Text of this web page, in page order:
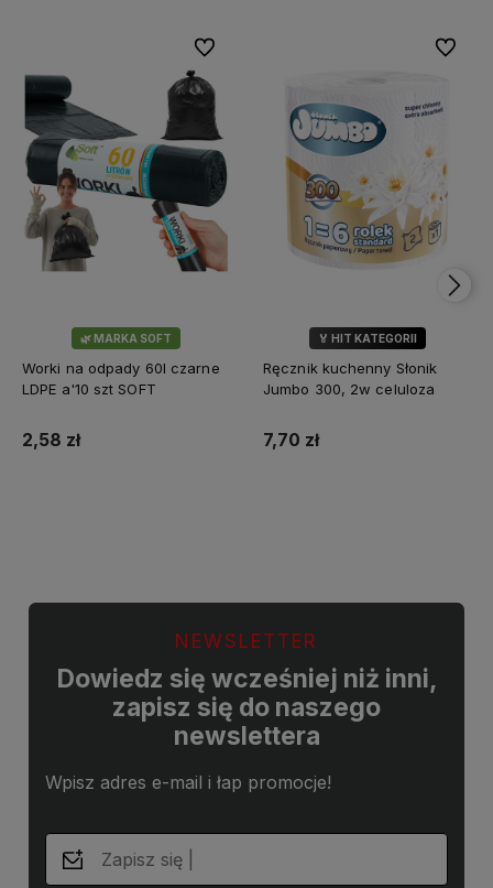
🌿 MARKA SOFT
Worki na odpady 60l czarne
LDPE a'10 szt SOFT
2,58 zł
Do ulubionych
🏅 HIT KATEGORII
💎 WYBÓR KLIENTÓW
Ręcznik kuchenny Słonik
Jumbo 300, 2w celuloza
7,70 zł
Do
NEWSLETTER
Dowiedz się wcześniej niż inni,
zapisz się do naszego
newslettera
Wpisz adres e-mail i łap promocje!